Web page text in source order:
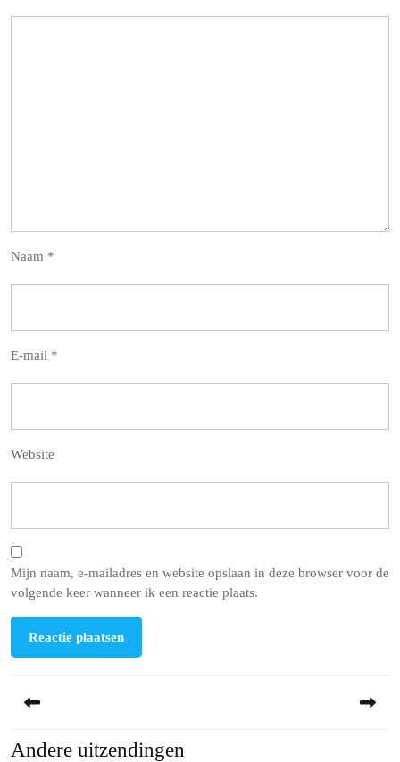
Naam *
E-mail *
Website
Mijn naam, e-mailadres en website opslaan in deze browser voor de
volgende keer wanneer ik een reactie plaats.
Previous
Andere uitzendingen